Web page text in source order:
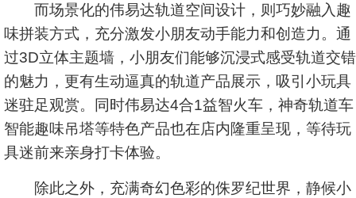
而场景化的伟易达轨道空间设计，则巧妙融入趣
味拼装方式，充分激发小朋友动手能力和创造力。通
过3D立体主题墙，小朋友们能够沉浸式感受轨道交错
的魅力，更有生动逼真的轨道产品展示，吸引小玩具
迷驻足观赏。同时伟易达4合1益智火车，神奇轨道车
智能趣味吊塔等特色产品也在店内隆重呈现，等待玩
具迷前来亲身打卡体验。
除此之外，充满奇幻色彩的侏罗纪世界，静候小